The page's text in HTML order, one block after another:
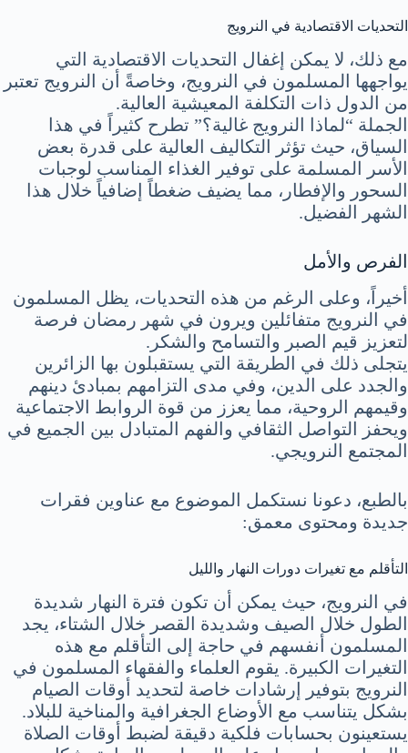
التحديات الاقتصادية في النرويج
مع ذلك، لا يمكن إغفال التحديات الاقتصادية التي
يواجهها المسلمون في النرويج، وخاصةً أن النرويج تعتبر
من الدول ذات التكلفة المعيشية العالية.
الجملة “لماذا النرويج غالية؟” تطرح كثيراً في هذا
السياق، حيث تؤثر التكاليف العالية على قدرة بعض
الأسر المسلمة على توفير الغذاء المناسب لوجبات
السحور والإفطار، مما يضيف ضغطاً إضافياً خلال هذا
الشهر الفضيل.
الفرص والأمل
أخيراً، وعلى الرغم من هذه التحديات، يظل المسلمون
في النرويج متفائلين ويرون في شهر رمضان فرصة
لتعزيز قيم الصبر والتسامح والشكر.
يتجلى ذلك في الطريقة التي يستقبلون بها الزائرين
والجدد على الدين، وفي مدى التزامهم بمبادئ دينهم
وقيمهم الروحية، مما يعزز من قوة الروابط الاجتماعية
ويحفز التواصل الثقافي والفهم المتبادل بين الجميع في
المجتمع النرويجي.
بالطبع، دعونا نستكمل الموضوع مع عناوين فقرات
جديدة ومحتوى معمق:
التأقلم مع تغيرات دورات النهار والليل
في النرويج، حيث يمكن أن تكون فترة النهار شديدة
الطول خلال الصيف وشديدة القصر خلال الشتاء، يجد
المسلمون أنفسهم في حاجة إلى التأقلم مع هذه
التغيرات الكبيرة. يقوم العلماء والفقهاء المسلمون في
النرويج بتوفير إرشادات خاصة لتحديد أوقات الصيام
بشكل يتناسب مع الأوضاع الجغرافية والمناخية للبلاد.
يستعينون بحسابات فلكية دقيقة لضبط أوقات الصلاة